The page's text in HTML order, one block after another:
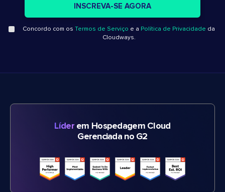
Concordo com os Termos de Serviço e a Política de Privacidade da
Cloudways.
Líderem Hospedagem Cloud
Gerenciada no G2